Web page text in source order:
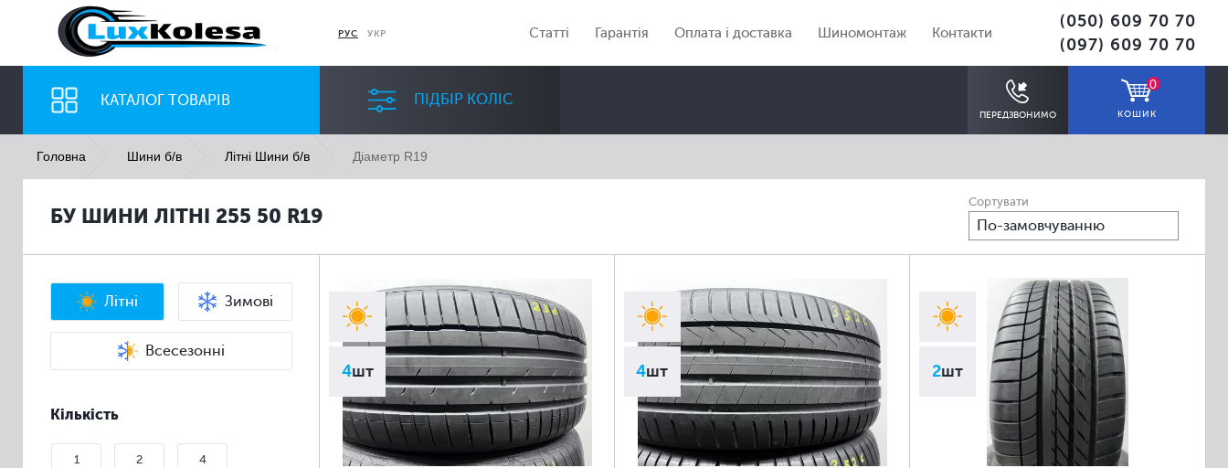
РУС УКР Статті Гарантія Оплата і доставка Шиномонтаж Контакти
(050) 609 70 70
(097) 609 70 70
КАТАЛОГ ТОВАРІВ ПІДБІР КОЛІС
ПЕРЕДЗВОНИМО
0
КОШИК
ШИНИ ДИСКИ
Всі Всі ПІДІБРАТИ
Головна Шини б/в Літні Шини б/в Діаметр R19
БУ ШИНИ ЛІТНІ 255 50 R19
Сортувати
По-замовчуванню
Літні Зимові
Всесезонні
Кількість
1 2 4
4шт 4шт 2шт